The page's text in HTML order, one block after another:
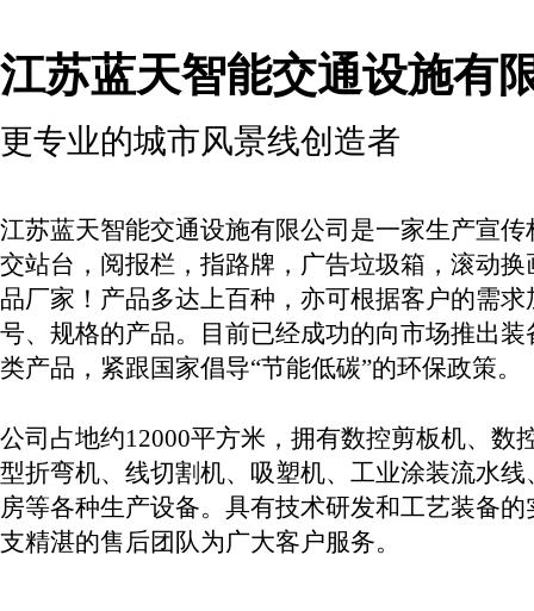
江苏蓝天智能交通设施有
更专业的城市风景线创造者
江苏蓝天智能交通设施有限公司是一家生产宣
交站台，阅报栏，指路牌，广告垃圾箱，滚动
品厂家！产品多达上百种，亦可根据客户的需
号、规格的产品。目前已经成功的向市场推出
类产品，紧跟国家倡导“节能低碳”的环保政策。
公司占地约12000平方米，拥有数控剪板机、数
型折弯机、线切割机、吸塑机、工业涂装流水
房等各种生产设备。具有技术研发和工艺装备
支精湛的售后团队为广大客户服务。